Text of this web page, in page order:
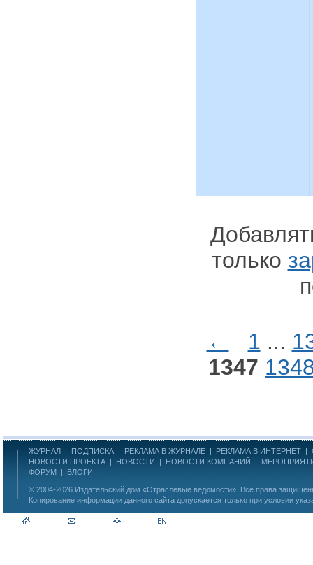
только
← 1 ...
1347
ЖУРНАЛ | ПОДПИСКА | РЕКЛАМА В ЖУРНАЛЕ | РЕКЛАМА В ИНТЕРНЕТ |
НОВОСТИ ПРОЕКТА | НОВОСТИ | НОВОСТИ КОМПАНИЙ |
ФОРУМ | БЛОГИ
© 2004-2026 Издательский дом «Отраслевые ведомости» . Все права
Копирование информации данного сайта допускается только при условии